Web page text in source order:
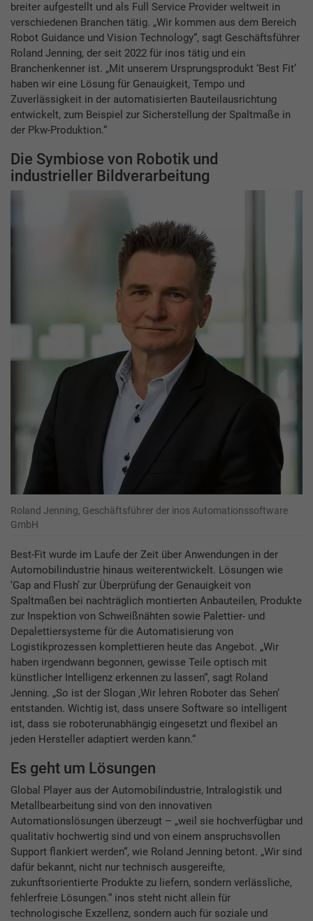
breiter aufgestellt und als Full Service Provider weltweit in
verschiedenen Branchen tätig. „Wir kommen aus dem Bereich
Robot Guidance und Vision Technology“, sagt Geschäftsführer
Roland Jenning, der seit 2022 für inos tätig und ein
Branchenkenner ist. „Mit unserem Ursprungsprodukt ‘Best Fit’
haben wir eine Lösung für Genauigkeit, Tempo und
Zuverlässigkeit in der automatisierten Bauteilausrichtung
entwickelt, zum Beispiel zur Sicherstellung der Spaltmaße in
der Pkw-Produktion.“
Die Symbiose von Robotik und
industrieller Bildverarbeitung
Roland Jenning, Geschäftsführer der inos Automationssoftware
GmbH
Best-Fit wurde im Laufe der Zeit über Anwendungen in der
Automobilindustrie hinaus weiterentwickelt. Lösungen wie
‘Gap and Flush’ zur Überprüfung der Genauigkeit von
Spaltmaßen bei nachträglich montierten Anbauteilen, Produkte
zur Inspektion von Schweißnähten sowie Palettier- und
Depalettiersysteme für die Automatisierung von
Logistikprozessen komplettieren heute das Angebot. „Wir
haben irgendwann begonnen, gewisse Teile optisch mit
künstlicher Intelligenz erkennen zu lassen“, sagt Roland
Jenning. „So ist der Slogan ‚Wir lehren Roboter das Sehen‘
entstanden. Wichtig ist, dass unsere Software so intelligent
ist, dass sie roboter­unabhängig eingesetzt und flexibel an
jeden Hersteller adaptiert werden kann.“
Es geht um Lösungen
Global Player aus der Automobilindustrie, Intralogistik und
Metallbearbeitung sind von den innovativen
Automationslösungen überzeugt – „weil sie hochverfügbar und
qualitativ hochwertig sind und von einem anspruchsvollen
Support flankiert werden“, wie Roland Jenning betont. „Wir sind
dafür bekannt, nicht nur technisch ausgereifte,
zukunftsorientierte Produkte zu liefern, sondern verlässliche,
fehlerfreie Lösungen.“ inos steht nicht allein für
technologische Exzellenz, sondern auch für soziale und